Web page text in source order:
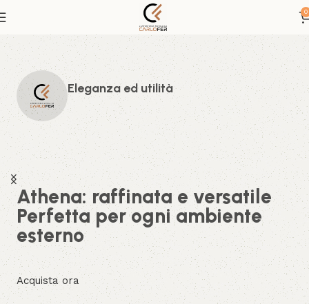
0
Eleganza ed utilità
Athena: raffinata e versatile
Perfetta per ogni ambiente
esterno
Acquista ora